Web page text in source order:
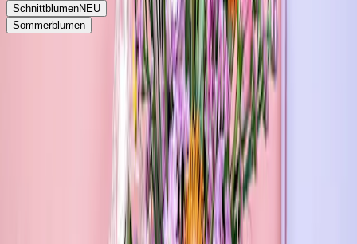
SchnittblumenNEU
Sommerblumen
BLUME2000 Collection
Entdecke deine neue Lieblingsmarke für modernes Design mit
einem Hauch von Scandi-Vibes.
Unsere BLUME2000 Collection ist liebevoll und sorgfältig für dich
zusammengestellt und bietet dir eine Auswahl an Basics, die durch
besondere Highlights ergänzt werden.
Wir lieben natürlich anmutende Materialien und das spiegelt sich in
unseren Produkten wider. Ob Steingut oder mattes Metall – jedes